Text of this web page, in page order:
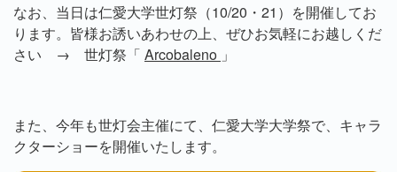
なお、当日は仁愛大学世灯祭（10/20 ・ 21 ）を開催してお
ります。皆様お誘いあわせの上、ぜひお気軽にお越しくだ
さい → 世灯祭「 Arcobaleno 」
また、今年も世灯会主催にて、仁愛大学大学祭で、キャラ
クターショーを開催いたします。